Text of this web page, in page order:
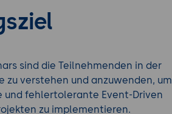
sind die Teilnehmenden in der
zu verstehen und anzuwenden, um
und fehlertolerante Event-Driven
zu implementieren.